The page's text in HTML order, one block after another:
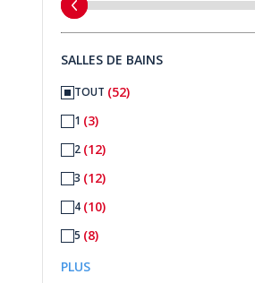
SALLES DE BAINS
TOUT (52)
1 (3)
2 (12)
3 (12)
4 (10)
5 (8)
6 (3)
PLUS